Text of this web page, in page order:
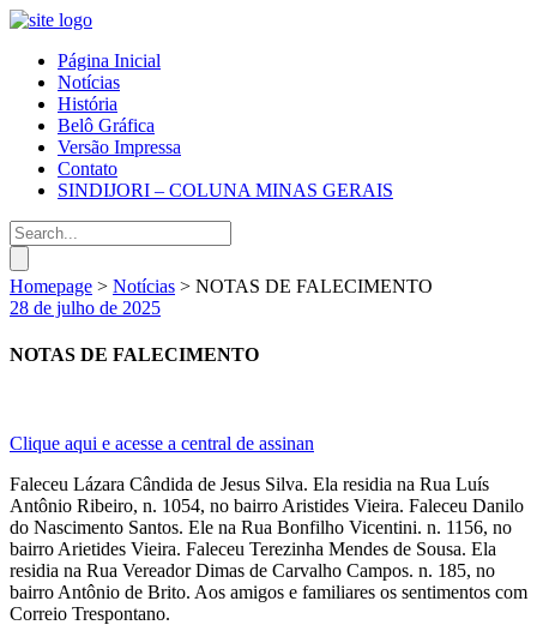
Página Inicial
Notícias
História
Belô Gráfica
Versão Impressa
Contato
SINDIJORI – COLUNA MINAS GERAIS
Homepage > Notícias > NOTAS DE FALECIMENTO
28 de julho de 2025
NOTAS DE FALECIMENTO
Clique aqui e acesse a central de assinan
Faleceu Lázara Cândida de Jesus Silva. Ela residia na Rua Luís
Antônio Ribeiro, n. 1054, no bairro Aristides Vieira. Faleceu Danilo
do Nascimento Santos. Ele na Rua Bonfilho Vicentini. n. 1156, no
bairro Arietides Vieira. Faleceu Terezinha Mendes de Sousa. Ela
residia na Rua Vereador Dimas de Carvalho Campos. n. 185, no
bairro Antônio de Brito. Aos amigos e familiares os sentimentos com
Correio Trespontano.